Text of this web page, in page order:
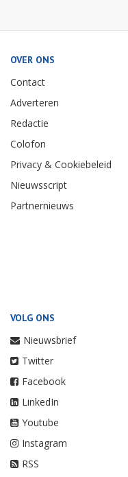
OVER ONS
Contact
Adverteren
Redactie
Colofon
Privacy & Cookiebeleid
Nieuwsscript
Partnernieuws
VOLG ONS
Nieuwsbrief
Twitter
Facebook
LinkedIn
Youtube
Instagram
RSS